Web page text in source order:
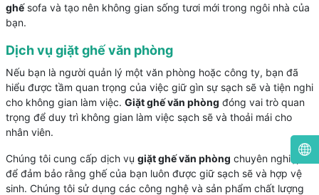
ghếsofa và tạo nên không gian sống tươi mới trong ngôi nhà của
bạn.
Dịch vụ giặt ghế văn phòng
Nếu bạn là người quản lý một văn phòng hoặc công ty, bạn đã
hiểu được tầm quan trọng của việc giữ gìn sự sạch sẽ và tiện nghi
cho không gian làm việc. Giặt ghế văn phòng đóng vai trò quan
trọng để duy trì không gian làm việc sạch sẽ và thoải mái cho
nhân viên.
Chúng tôi cung cấp dịch vụ giặt ghế văn phòng chuyên nghiệp
để đảm bảo rằng ghế của bạn luôn được giữ sạch sẽ và hợp vệ
sinh. Chúng tôi sử dụng các công nghệ và sản phẩm chất lượng